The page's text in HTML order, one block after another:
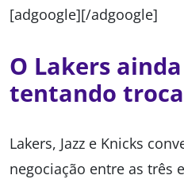
[adgoogle][/adgoogle]
O Lakers
tentando
Lakers, Jazz e Knicks
negociação entre as três